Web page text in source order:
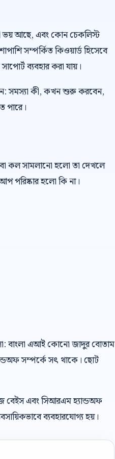
ভয় আছে, এবং কোন চেকলিস্ট
সম্পর্কিত কিওয়ার্ড হিসেবে
ব্যবহার করা যায়।
সমস্যা কী, কখন শুরু করবেন,
পারে।
কল সামলানো হলো তা দেখলে
পরিষ্কার হলো কি না।
বাংলা এআই কোনো জাদুর বোতাম
সম্পর্কে সৎ থাকে। ছোট
বেইস এবং সিআরএম হ্যান্ডঅফ
ব্যবহারযোগ্য হয়।